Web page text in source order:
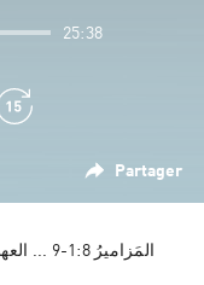
Partager
25:38